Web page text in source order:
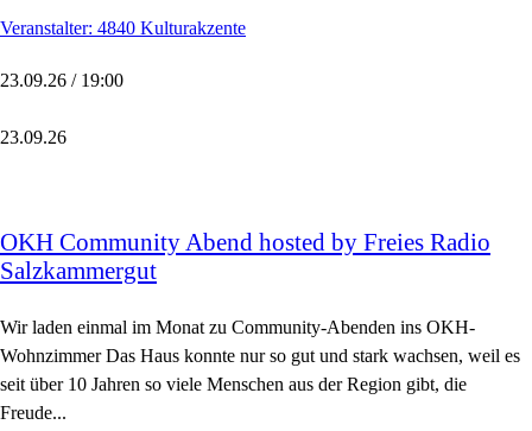
Veranstalter: 4840 Kulturakzente
23.09.26 / 19:00
23.09.26
OKH Community Abend hosted by Freies Radio
Salzkammergut
Wir laden einmal im Monat zu Community-Abenden ins OKH-
Wohnzimmer Das Haus konnte nur so gut und stark wachsen, weil es
seit über 10 Jahren so viele Menschen aus der Region gibt, die
Freude...